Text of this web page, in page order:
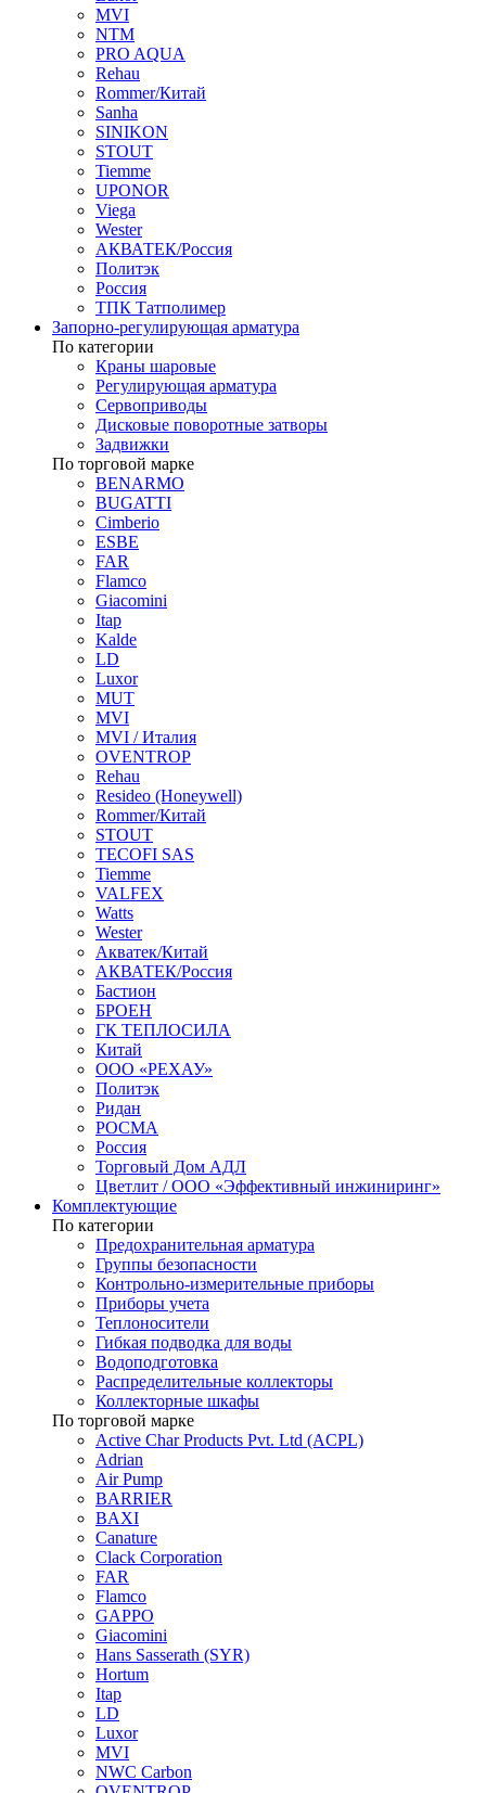
MVI
NTM
PRO AQUA
Rehau
Rommer/Китай
Sanha
SINIKON
STOUT
Tiemme
UPONOR
Viega
Wester
АКВАТЕК/Россия
Политэк
Россия
ТПК Татполимер
Запорно-регулирующая арматура
По категории
Краны шаровые
Регулирующая арматура
Сервоприводы
Дисковые поворотные затворы
Задвижки
По торговой марке
BENARMO
BUGATTI
Cimberio
ESBE
FAR
Flamco
Giacomini
Itap
Kalde
LD
Luxor
MUT
MVI
MVI / Италия
OVENTROP
Rehau
Resideo (Honeywell)
Rommer/Китай
STOUT
TECOFI SAS
Tiemme
VALFEX
Watts
Wester
Акватек/Китай
АКВАТЕК/Россия
Бастион
БРОЕН
ГК ТЕПЛОСИЛА
Китай
ООО «РЕХАУ»
Политэк
Ридан
РОСМА
Россия
Торговый Дом АДЛ
Цветлит / ООО «Эффективный инжиниринг»
Комплектующие
По категории
Предохранительная арматура
Группы безопасности
Контрольно-измерительные приборы
Приборы учета
Теплоносители
Гибкая подводка для воды
Водоподготовка
Распределительные коллекторы
Коллекторные шкафы
По торговой марке
Active Char Products Pvt. Ltd (ACPL)
Adrian
Air Pump
BARRIER
BAXI
Canature
Clack Corporation
FAR
Flamco
GAPPO
Giacomini
Hans Sasserath (SYR)
Hortum
Itap
LD
Luxor
MVI
NWC Carbon